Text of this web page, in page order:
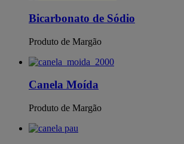
Bicarbonato de Sódio
Produto de Margão
Canela Moída
Produto de Margão